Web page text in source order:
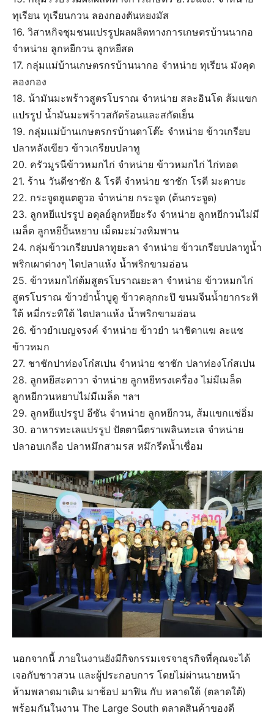
ทุเรียน ทุเรียนกวน ลองกองตันหยงมัส
16. วิสาหกิจชุมชนแปรรูปผลผลิตทางการเกษตรบ้านนากอ
จำหน่าย ลูกหยีกวน ลูกหยีสด
17. กลุ่มแม่บ้านเกษตรกรบ้านนากอ จำหน่าย ทุเรียน มังคุด
ลองกอง
18. น้ามันมะพร้าวสูตรโบราณ จำหน่าย สละอินโด ส้มแขก
แปรรูป น้ำมันมะพร้าวสกัดร้อนและสกัดเย็น
19. กลุ่มแม่บ้านเกษตรกรบ้านดาโต๊ะ จำหน่าย ข้าวเกรียบ
ปลาหลังเขียว ข้าวเกรียบปลาทู
20. ครัวมูรนีข้าวหมกไก่ จำหน่าย ข้าวหมกไก่ ไก่ทอด
21. ร้าน วันดีชาชัก & โรตี จำหน่าย ชาชัก โรตี มะตาบะ
22. กระจูดฮูแตตูวอ จำหน่าย กระจูด (ต้นกระจูด)
23. ลูกหยีแปรรูป อดุลย์ลูกหยียะรัง จำหน่าย ลูกหยีกวนไม่มี
เมล็ด ลูกหยีปั้นหยาบ เม็ดมะม่วงหิมพาน
24. กลุ่มข้าวเกรียบปลาทูยะลา จำหน่าย ข้าวเกรียบปลาทูน้ำ
พริกเผาต่างๆ ไตปลาแห้ง น้ำพริกขามอ่อน
25. ข้าวหมกไก่ต้มสูตรโบราณยะลา จำหน่าย ข้าวหมกไก่
สูตรโบราณ ข้าวยำน้ำบูดู ข้าวคลุกกะปิ ขนมจีนน้ำยากระทิ
ใต้ หมี่กระทิใต้ ไตปลาแห้ง น้ำพริกขามอ่อน
26. ข้าวยําเบญจรงค์ จำหน่าย ข้าวยำ นาชิดาแฆ ละแช
ข้าวหมก
27. ชาชักปาท่องโก๋สเปน จำหน่าย ชาชัก ปลาท่องโก๋สเปน
28. ลูกหยีสะดาวา จำหน่าย ลูกหยีทรงเครื่อง ไม่มีเมล็ด
ลูกหยีกวนหยาบไม่มีเมล็ด ฯลฯ
29. ลูกหยีแปรรูป อีซัน จำหน่าย ลูกหยีกวน, ส้มแขกแช่อิ่ม
30. อาหารทะเลแปรรูป ปัตตานีตราเพลินทะเล จำหน่าย
ปลาอบเกลือ ปลาหมึกสามรส หมึกรีดน้ำเชื่อม
นอกจากนี้ ภายในงานยังมีกิจกรรมเจรจาธุรกิจที่คุณจะได้
เจอกับชาวสวน และผู้ประกอบการ โดยไม่ผ่านนายหน้า
ห้ามพลาดมาเดิน มาช้อป มาฟิน กับ หลาดใต้ (ตลาดใต้)
พร้อมกันในงาน The Large South ตลาดสินค้าของดี